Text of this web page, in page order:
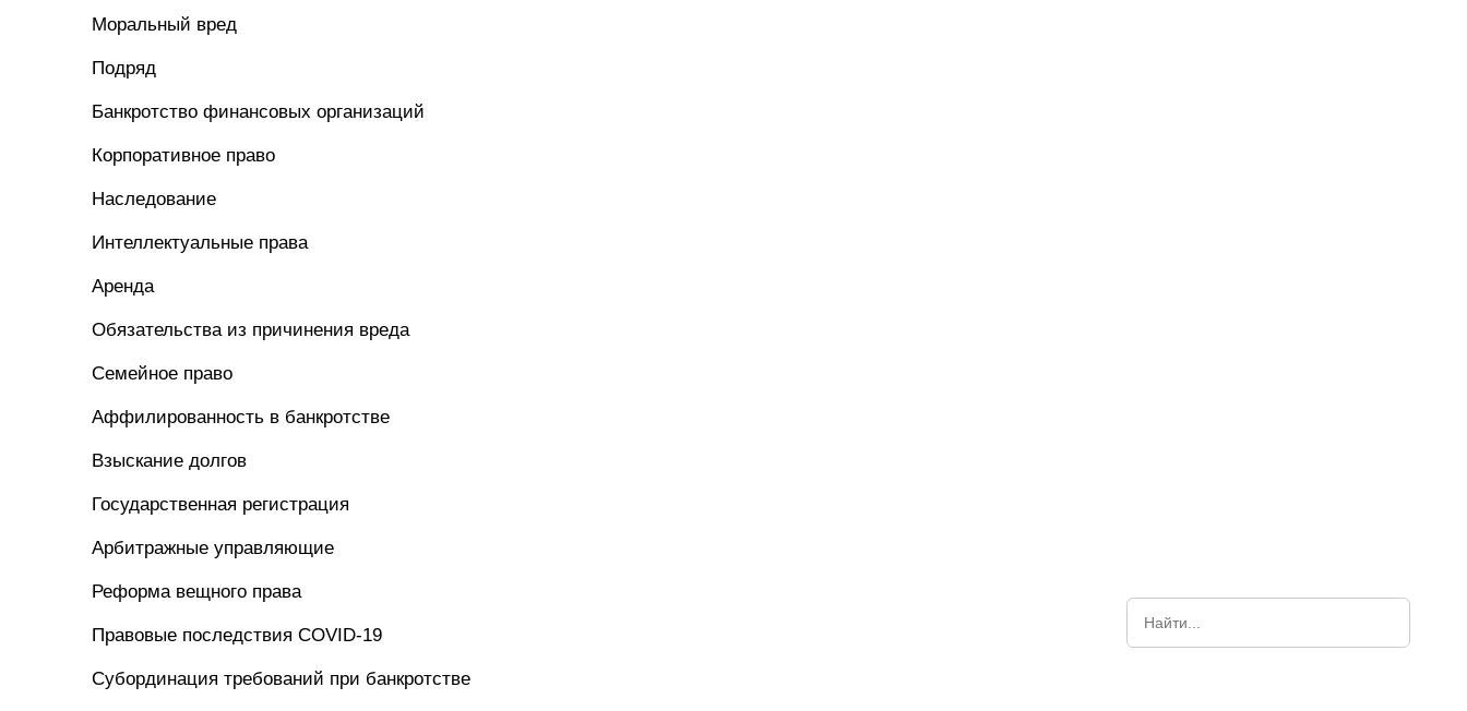
Моральный вред
Подряд
Банкротство финансовых организаций
Корпоративное право
Наследование
Интеллектуальные права
Аренда
Обязательства из причинения вреда
Семейное право
Аффилированность в банкротстве
Взыскание долгов
Государственная регистрация
Арбитражные управляющие
Реформа вещного права
Правовые последствия COVID-19
Субординация требований при банкротстве